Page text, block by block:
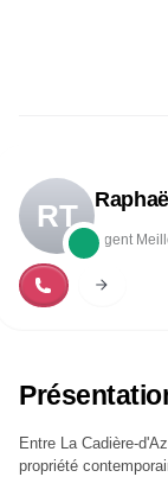
RT
Agent
Entre La Cadière-
propriété